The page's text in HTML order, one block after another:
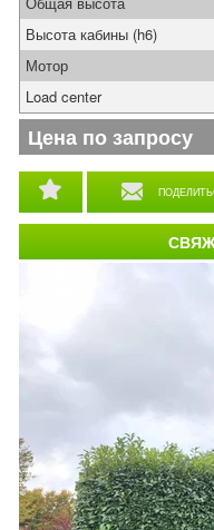
Высота кабины (h6)
Мотор
Load center
Цена по запросу